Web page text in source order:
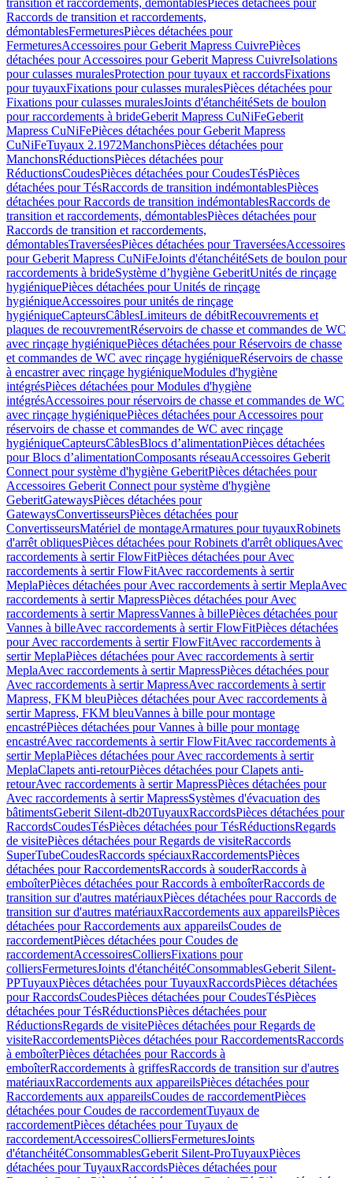
transition et raccordements, démontablesPièces détachées pour
Raccords de transition et raccordements,
démontablesFermeturesPièces détachées pour
FermeturesAccessoires pour Geberit Mapress CuivrePièces
détachées pour Accessoires pour Geberit Mapress CuivreIsolations
pour culasses muralesProtection pour tuyaux et raccordsFixations
pour tuyauxFixations pour culasses muralesPièces détachées pour
Fixations pour culasses muralesJoints d'étanchéitéSets de boulon
pour raccordements à brideGeberit Mapress CuNiFeGeberit
Mapress CuNiFePièces détachées pour Geberit Mapress
CuNiFeTuyaux 2.1972ManchonsPièces détachées pour
ManchonsRéductionsPièces détachées pour
RéductionsCoudesPièces détachées pour CoudesTésPièces
détachées pour TésRaccords de transition indémontablesPièces
détachées pour Raccords de transition indémontablesRaccords de
transition et raccordements, démontablesPièces détachées pour
Raccords de transition et raccordements,
démontablesTraverséesPièces détachées pour TraverséesAccessoires
pour Geberit Mapress CuNiFeJoints d'étanchéitéSets de boulon pour
raccordements à brideSystème d’hygiène GeberitUnités de rinçage
hygiéniquePièces détachées pour Unités de rinçage
hygiéniqueAccessoires pour unités de rinçage
hygiéniqueCapteursCâblesLimiteurs de débitRecouvrements et
plaques de recouvrementRéservoirs de chasse et commandes de WC
avec rinçage hygiéniquePièces détachées pour Réservoirs de chasse
et commandes de WC avec rinçage hygiéniqueRéservoirs de chasse
à encastrer avec rinçage hygiéniqueModules d'hygiène
intégrésPièces détachées pour Modules d'hygiène
intégrésAccessoires pour réservoirs de chasse et commandes de WC
avec rinçage hygiéniquePièces détachées pour Accessoires pour
réservoirs de chasse et commandes de WC avec rinçage
hygiéniqueCapteursCâblesBlocs d’alimentationPièces détachées
pour Blocs d’alimentationComposants réseauAccessoires Geberit
Connect pour système d'hygiène GeberitPièces détachées pour
Accessoires Geberit Connect pour système d'hygiène
GeberitGatewaysPièces détachées pour
GatewaysConvertisseursPièces détachées pour
ConvertisseursMatériel de montageArmatures pour tuyauxRobinets
d'arrêt obliquesPièces détachées pour Robinets d'arrêt obliquesAvec
raccordements à sertir FlowFitPièces détachées pour Avec
raccordements à sertir FlowFitAvec raccordements à sertir
MeplaPièces détachées pour Avec raccordements à sertir MeplaAvec
raccordements à sertir MapressPièces détachées pour Avec
raccordements à sertir MapressVannes à billePièces détachées pour
Vannes à billeAvec raccordements à sertir FlowFitPièces détachées
pour Avec raccordements à sertir FlowFitAvec raccordements à
sertir MeplaPièces détachées pour Avec raccordements à sertir
MeplaAvec raccordements à sertir MapressPièces détachées pour
Avec raccordements à sertir MapressAvec raccordements à sertir
Mapress, FKM bleuPièces détachées pour Avec raccordements à
sertir Mapress, FKM bleuVannes à bille pour montage
encastréPièces détachées pour Vannes à bille pour montage
encastréAvec raccordements à sertir FlowFitAvec raccordements à
sertir MeplaPièces détachées pour Avec raccordements à sertir
MeplaClapets anti-retourPièces détachées pour Clapets anti-
retourAvec raccordements à sertir MapressPièces détachées pour
Avec raccordements à sertir MapressSystèmes d'évacuation des
bâtimentsGeberit Silent-db20TuyauxRaccordsPièces détachées pour
RaccordsCoudesTésPièces détachées pour TésRéductionsRegards
de visitePièces détachées pour Regards de visiteRaccords
SuperTubeCoudesRaccords spéciauxRaccordementsPièces
détachées pour RaccordementsRaccords à souderRaccords à
emboîterPièces détachées pour Raccords à emboîterRaccords de
transition sur d'autres matériauxPièces détachées pour Raccords de
transition sur d'autres matériauxRaccordements aux appareilsPièces
détachées pour Raccordements aux appareilsCoudes de
raccordementPièces détachées pour Coudes de
raccordementAccessoiresColliersFixations pour
colliersFermeturesJoints d'étanchéitéConsommablesGeberit Silent-
PPTuyauxPièces détachées pour TuyauxRaccordsPièces détachées
pour RaccordsCoudesPièces détachées pour CoudesTésPièces
détachées pour TésRéductionsPièces détachées pour
RéductionsRegards de visitePièces détachées pour Regards de
visiteRaccordementsPièces détachées pour RaccordementsRaccords
à emboîterPièces détachées pour Raccords à
emboîterRaccordements à griffesRaccords de transition sur d'autres
matériauxRaccordements aux appareilsPièces détachées pour
Raccordements aux appareilsCoudes de raccordementPièces
détachées pour Coudes de raccordementTuyaux de
raccordementPièces détachées pour Tuyaux de
raccordementAccessoiresColliersFermeturesJoints
d'étanchéitéConsommablesGeberit Silent-ProTuyauxPièces
détachées pour TuyauxRaccordsPièces détachées pour